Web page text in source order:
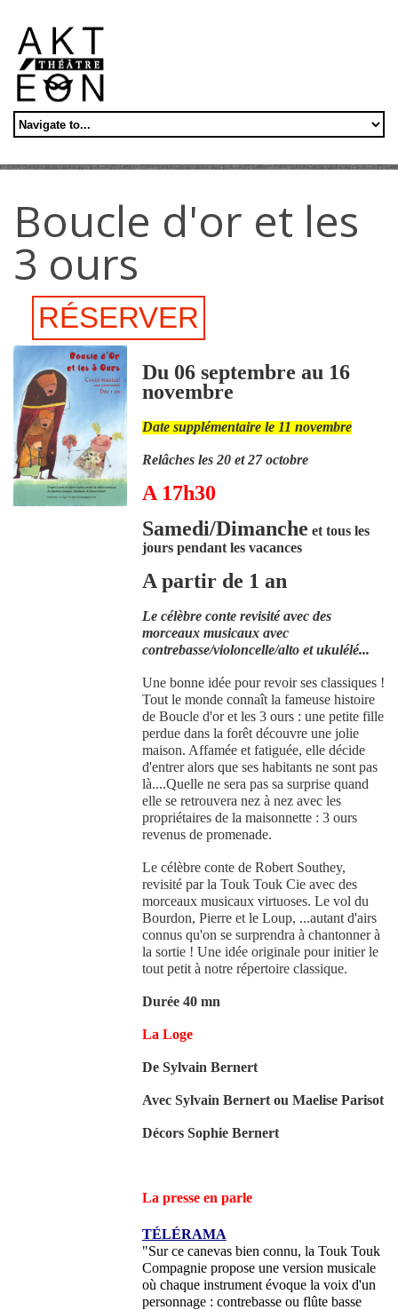
Boucle d'or et les
3 ours
RÉSERVER
Du 06 septembre au 16
novembre
Date supplémentaire le 11 novembre
Relâches les 20 et 27 octobre
A 17h30
Samedi/Dimanche et tous les
jours pendant les vacances
A partir de 1 an
Le célèbre conte revisité avec des
morceaux musicaux avec
contrebasse/violoncelle/alto et ukulélé...
Une bonne idée pour revoir ses classiques !
Tout le monde connaît la fameuse histoire
de Boucle d'or et les 3 ours : une petite fille
perdue dans la forêt découvre une jolie
maison. Affamée et fatiguée, elle décide
d'entrer alors que ses habitants ne sont pas
là....Quelle ne sera pas sa surprise quand
elle se retrouvera nez à nez avec les
propriétaires de la maisonnette : 3 ours
revenus de promenade.
Le célèbre conte de Robert Southey,
revisité par la Touk Touk Cie avec des
morceaux musicaux virtuoses. Le vol du
Bourdon, Pierre et le Loup, ...autant d'airs
connus qu'on se surprendra à chantonner à
la sortie ! Une idée originale pour initier le
tout petit à notre répertoire classique.
Durée 40 mn
La Loge
De Sylvain Bernert
Avec Sylvain Bernert ou Maelise Parisot
Décors Sophie Bernert
La presse en parle
TÉLÉRAMA
"Sur ce canevas bien connu, la Touk Touk
Compagnie propose une version musicale
où chaque instrument évoque la voix d'un
personnage : contrebasse ou flûte basse